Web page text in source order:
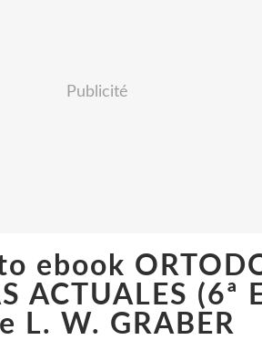
Publicité
ebook
ACTUALES (6ª
L. W. GRABER